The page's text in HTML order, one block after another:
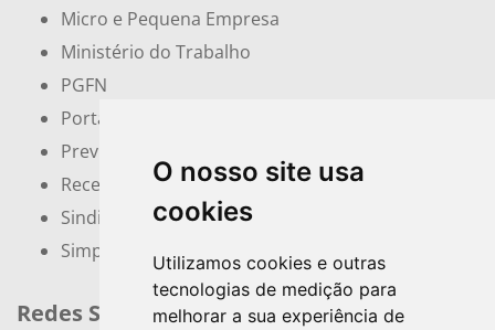
O nosso site usa
cookies
Utilizamos cookies e outras
tecnologias de medição para
melhorar a sua experiência de
Micro e Pequena Empresa
Ministério do Trabalho
PGFN
Portal do Empreendedor
Previdência Social
Receita Federal
Sindicatos e Associações
Simples Nacional
Redes Sociais